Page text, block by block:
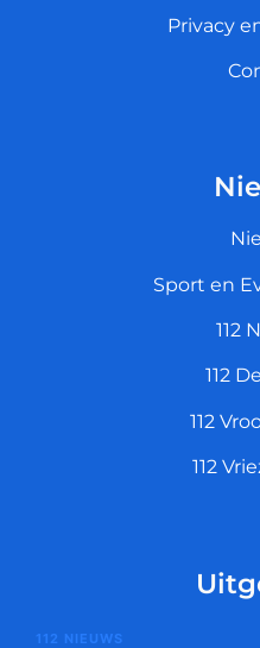
Privacy
Sport en
112
112
112
112
112 NIEUWS